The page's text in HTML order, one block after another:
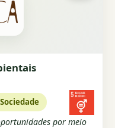
por meio